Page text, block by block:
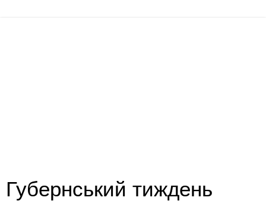
Губернський тиждень